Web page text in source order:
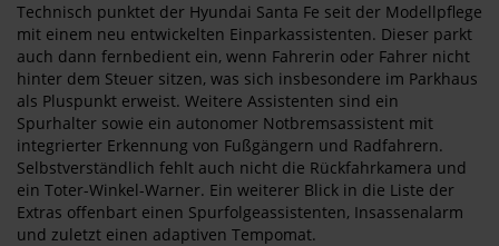
Technisch punktet der Hyundai Santa Fe seit der Modellpflege
mit einem neu entwickelten Einparkassistenten. Dieser parkt
auch dann fernbedient ein, wenn Fahrerin oder Fahrer nicht
hinter dem Steuer sitzen, was sich insbesondere im Parkhaus
als Pluspunkt erweist. Weitere Assistenten sind ein
Spurhalter sowie ein autonomer Notbremsassistent mit
integrierter Erkennung von Fußgängern und Radfahrern.
Selbstverständlich fehlt auch nicht die Rückfahrkamera und
ein Toter-Winkel-Warner. Ein weiterer Blick in die Liste der
Extras offenbart einen Spurfolgeassistenten, Insassenalarm
und zuletzt einen adaptiven Tempomat.